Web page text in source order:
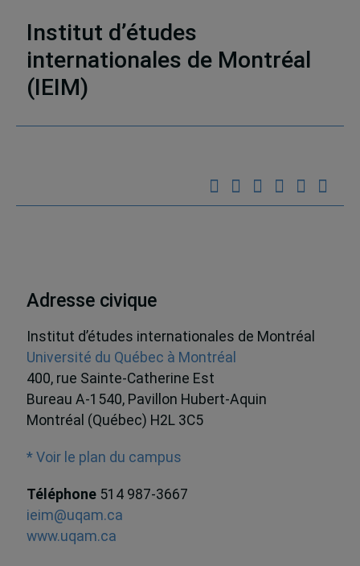
Institut d’études
internationales de Montréal
(IEIM)
Adresse civique
Institut d’études internationales de Montréal
Université du Québec à Montréal
400, rue Sainte-Catherine Est
Bureau A-1540, Pavillon Hubert-Aquin
Montréal (Québec) H2L 3C5
* Voir le plan du campus
Téléphone 514 987-3667
ieim@uqam.ca
www.uqam.ca